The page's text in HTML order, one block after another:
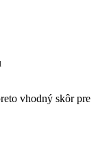
vhodný skôr pre